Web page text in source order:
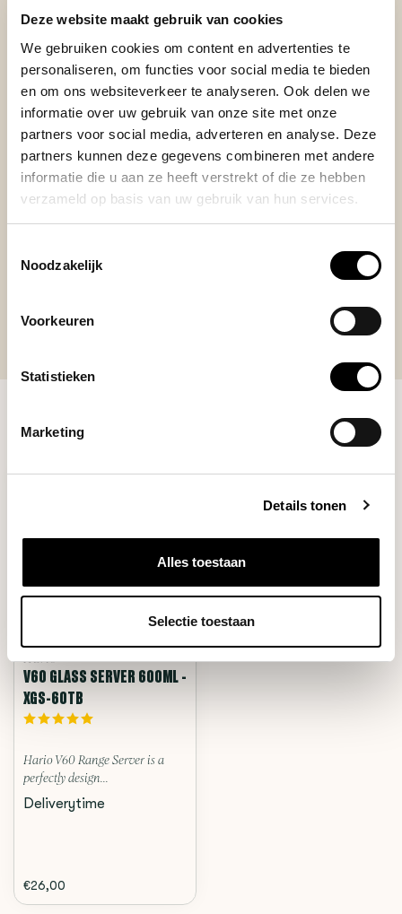
Deze website maakt gebruik van cookies
We gebruiken cookies om content en advertenties te
personaliseren, om functies voor social media te bieden
en om ons websiteverkeer te analyseren. Ook delen we
informatie over uw gebruik van onze site met onze
partners voor social media, adverteren en analyse. Deze
partners kunnen deze gegevens combineren met andere
informatie die u aan ze heeft verstrekt of die ze hebben
verzameld op basis van uw gebruik van hun services.
Noodzakelijk
Voorkeuren
Statistieken
Marketing
Details tonen
Alles toestaan
Selectie toestaan
REVIEWS Je beoordeling toevoegen
Posted on 30 Oktober 2024 at 13:03 door Bernad
Heb ik niet. Kado voor mijn zoon, gaat dit volgend jaar
gebruiken in zijn nieuwe huis.
RECENT BEKEKEN
Hario
V60 GLASS SERVER 600ML -
XGS-60TB
Hario V60 Range Server is a
perfectly design...
Deliverytime
€26,00